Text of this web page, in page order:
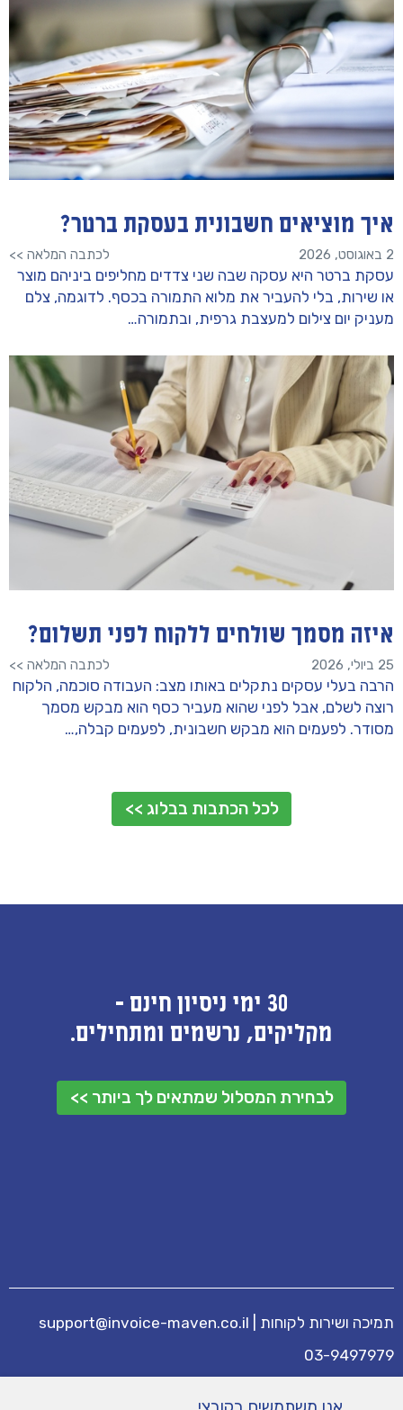
איך מוציאים חשבונית בעסקת ברטר?
2 באוגוסט, 2026 לכתבה המלאה >>
עסקת ברטר היא עסקה שבה שני צדדים מחליפים ביניהם מוצר
או שירות, בלי להעביר את מלוא התמורה בכסף. לדוגמה, צלם
מעניק יום צילום למעצבת גרפית, ובתמורה…
איזה מסמך שולחים ללקוח לפני תשלום?
25 ביולי, 2026 לכתבה המלאה >>
הרבה בעלי עסקים נתקלים באותו מצב: העבודה סוכמה, הלקוח
רוצה לשלם, אבל לפני שהוא מעביר כסף הוא מבקש מסמך
מסודר. לפעמים הוא מבקש חשבונית, לפעמים קבלה,…
לכל הכתבות בבלוג >>
30 ימי ניסיון חינם -
מקליקים, נרשמים ומתחילים.
לבחירת המסלול שמתאים לך ביותר >>
תמיכה ושירות לקוחות support@invoice-maven.co.il
03-9497979